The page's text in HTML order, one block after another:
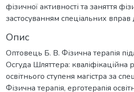
фізичної активності та заняття
застосуванням спеціальних вправ
Опис
Оптовець Б. В. Фізична терапія
Осгуда Шляттера: кваліфікаційна
освітнього ступеня магістра за
Фізична терапія, ерготерапія